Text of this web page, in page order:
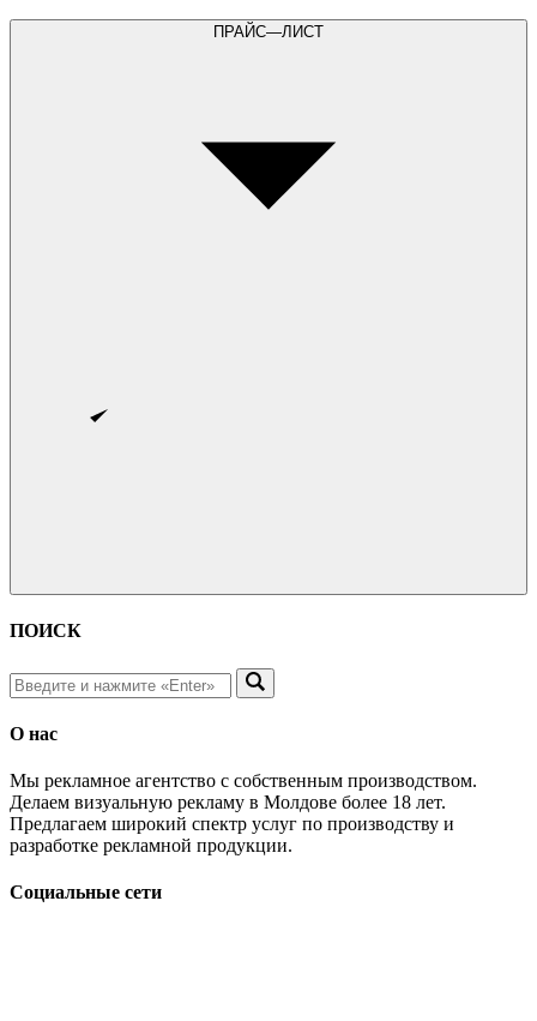
ПРАЙС—ЛИСТ
ПОИСК
О нас
Мы рекламное агентство с собственным производством.
Делаем визуальную рекламу в Молдове более 18 лет.
Предлагаем широкий спектр услуг по производству и
разработке рекламной продукции.
Социальные сети